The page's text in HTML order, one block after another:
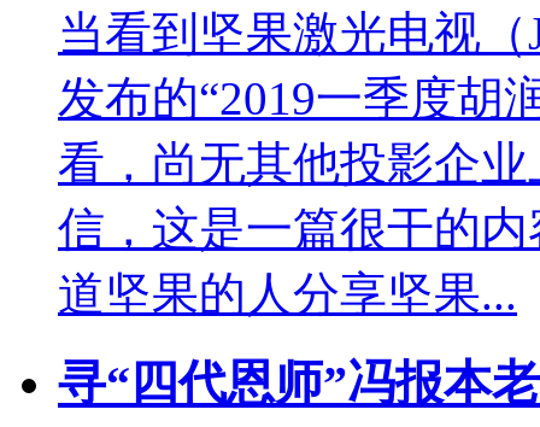
当看到坚果激光电视
发布的“2019一季度胡
看，尚无其他投影企
信，这是一篇很干的
道坚果的人分享坚果...
寻“四代恩师”冯报本